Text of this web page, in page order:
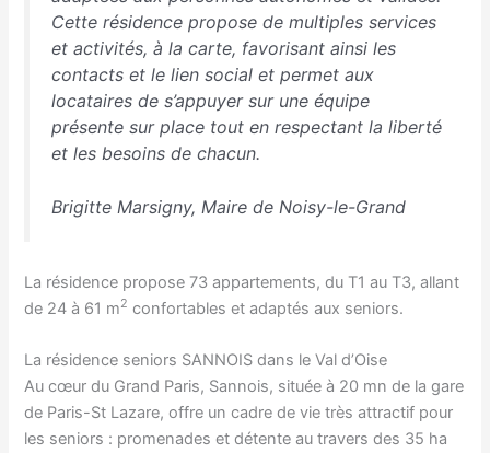
Cette résidence propose de multiples services
et activités, à la carte, favorisant ainsi les
contacts et le lien social et permet aux
locataires de s’appuyer sur une équipe
présente sur place tout en respectant la liberté
et les besoins de chacun.
Brigitte Marsigny, Maire de Noisy-le-Grand
La résidence propose 73 appartements, du T1 au T3, allant
de 24 à 61 m2 confortables et adaptés aux seniors.
La résidence seniors SANNOIS dans le Val d’Oise
Au cœur du Grand Paris, Sannois, située à 20 mn de la gare
de Paris-St Lazare, offre un cadre de vie très attractif pour
les seniors : promenades et détente au travers des 35 ha